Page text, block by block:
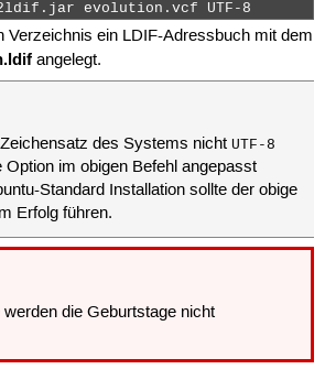
evolution.vcf UTF-8
Verzeichnis ein LDIF-Adressbuch mit dem
angelegt.
des Systems nicht UTF-8
im obigen Befehl angepasst
Standard Installation sollte der obige
Erfolg führen.
die Geburtstage nicht